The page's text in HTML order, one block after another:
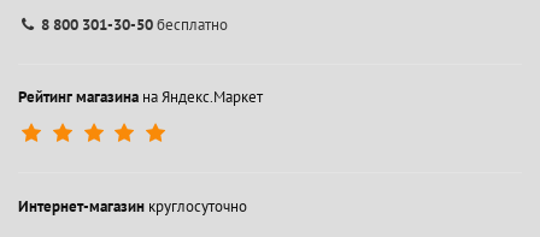
8 800 301-30-50бесплатно
Рейтинг магазина на Яндекс.Маркет
Интернет-магазин круглосуточно